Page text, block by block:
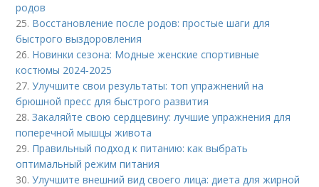
родов
25. Восстановление после родов: простые шаги для
быстрого выздоровления
26. Новинки сезона: Модные женские спортивные
костюмы 2024-2025
27.Улучшите свои результаты: топ упражнений на
брюшной пресс для быстрого развития
28.Закаляйте свою сердцевину: лучшие упражнения для
поперечной мышцы живота
29. Правильный подход к питанию: как выбрать
оптимальный режим питания
30.Улучшите внешний вид своего лица: диета для жирной